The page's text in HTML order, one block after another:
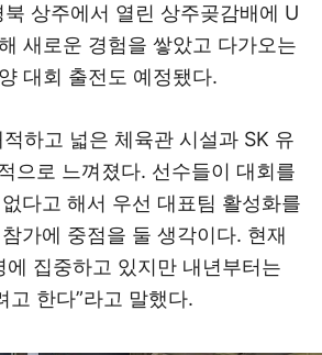
북 상주에서 열린 상주곶감배에 U
새로운 경험을 쌓았고 다가오는
대회 출전도 예정됐다.
하고 넓은 체육관 시설과 SK 유
으로 느껴졌다. 선수들이 대회를
다고 해서 우선 대표팀 활성화를
가에 중점을 둘 생각이다. 현재
에 집중하고 있지만 내년부터는
고 한다”라고 말했다.